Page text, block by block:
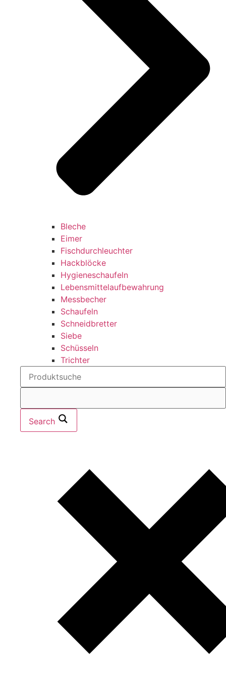
Bleche
Eimer
Fischdurchleuchter
Hackblöcke
Hygieneschaufeln
Lebensmittelaufbewahrung
Messbecher
Schaufeln
Schneidbretter
Siebe
Schüsseln
Trichter
Search